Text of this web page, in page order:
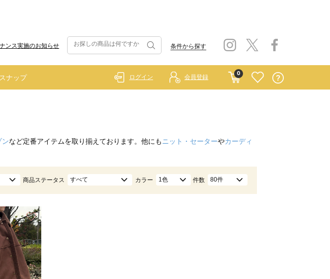
ンス実施のお知らせ 条件から探す
スナップ
0
ログイン 会員登録
ンなど定番アイテムを取り揃えております。他にも ニット・セーターやカーディ
商品ステータス すべて カラー 1色 件数 80件
お気に入り